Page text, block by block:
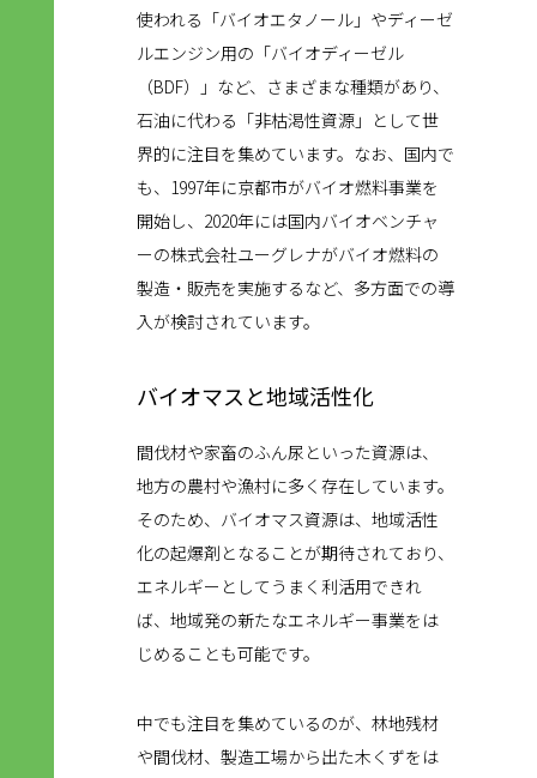
使われる「バイオエタノール」やディーゼ
ルエンジン用の「バイオディーゼル
（BDF）」など、さまざまな種類があり、
石油に代わる「非枯渇性資源」として世
界的に注目を集めています。なお、国内で
も、1997年に京都市がバイオ燃料事業を
開始し、2020年には国内バイオベンチャ
ーの株式会社ユーグレナがバイオ燃料の
製造・販売を実施するなど、多方面での導
入が検討されています。
バイオマスと地域活性化
間伐材や家畜のふん尿といった資源は、
地方の農村や漁村に多く存在しています。
そのため、バイオマス資源は、地域活性
化の起爆剤となることが期待されており、
エネルギーとしてうまく利活用できれ
ば、地域発の新たなエネルギー事業をは
じめることも可能です。
中でも注目を集めているのが、林地残材
や間伐材、製造工場から出た木くずをは